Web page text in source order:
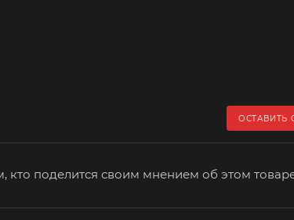
ОСТАВИТЬ
кто поделится своим мнением об этом